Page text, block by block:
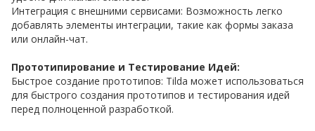
Интеграция с внешними сервисами: Возможность легко
добавлять элементы интеграции, такие как формы заказа
или онлайн-чат.
Прототипирование и Тестирование Идей:
Быстрое создание прототипов: Tilda может использоваться
для быстрого создания прототипов и тестирования идей
перед полноценной разработкой.